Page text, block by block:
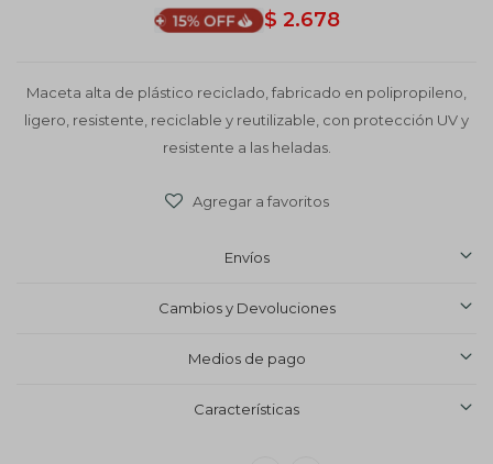
$ 2.678
Maceta alta de plástico reciclado, fabricado en polipropileno,
ligero, resistente, reciclable y reutilizable, con protección UV y
resistente a las heladas.
Envíos
Cambios y Devoluciones
Medios de pago
Características